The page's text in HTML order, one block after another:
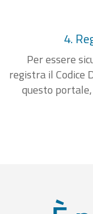
4.
Per essere
registra il Codice
questo